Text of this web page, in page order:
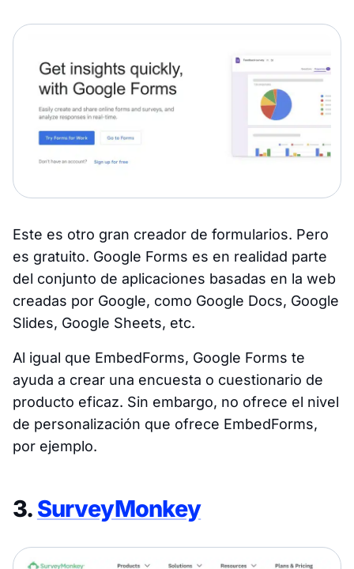
Este es otro gran creador de formularios. Pero
es gratuito. Google Forms es en realidad parte
del conjunto de aplicaciones basadas en la web
creadas por Google, como Google Docs, Google
Slides, Google Sheets, etc.
Al igual que EmbedForms, Google Forms te
ayuda a crear una encuesta o cuestionario de
producto eficaz. Sin embargo, no ofrece el nivel
de personalización que ofrece EmbedForms,
por ejemplo.
3. SurveyMonkey